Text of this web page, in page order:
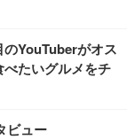
のYouTuberがオス
たいグルメをチ
ビュー